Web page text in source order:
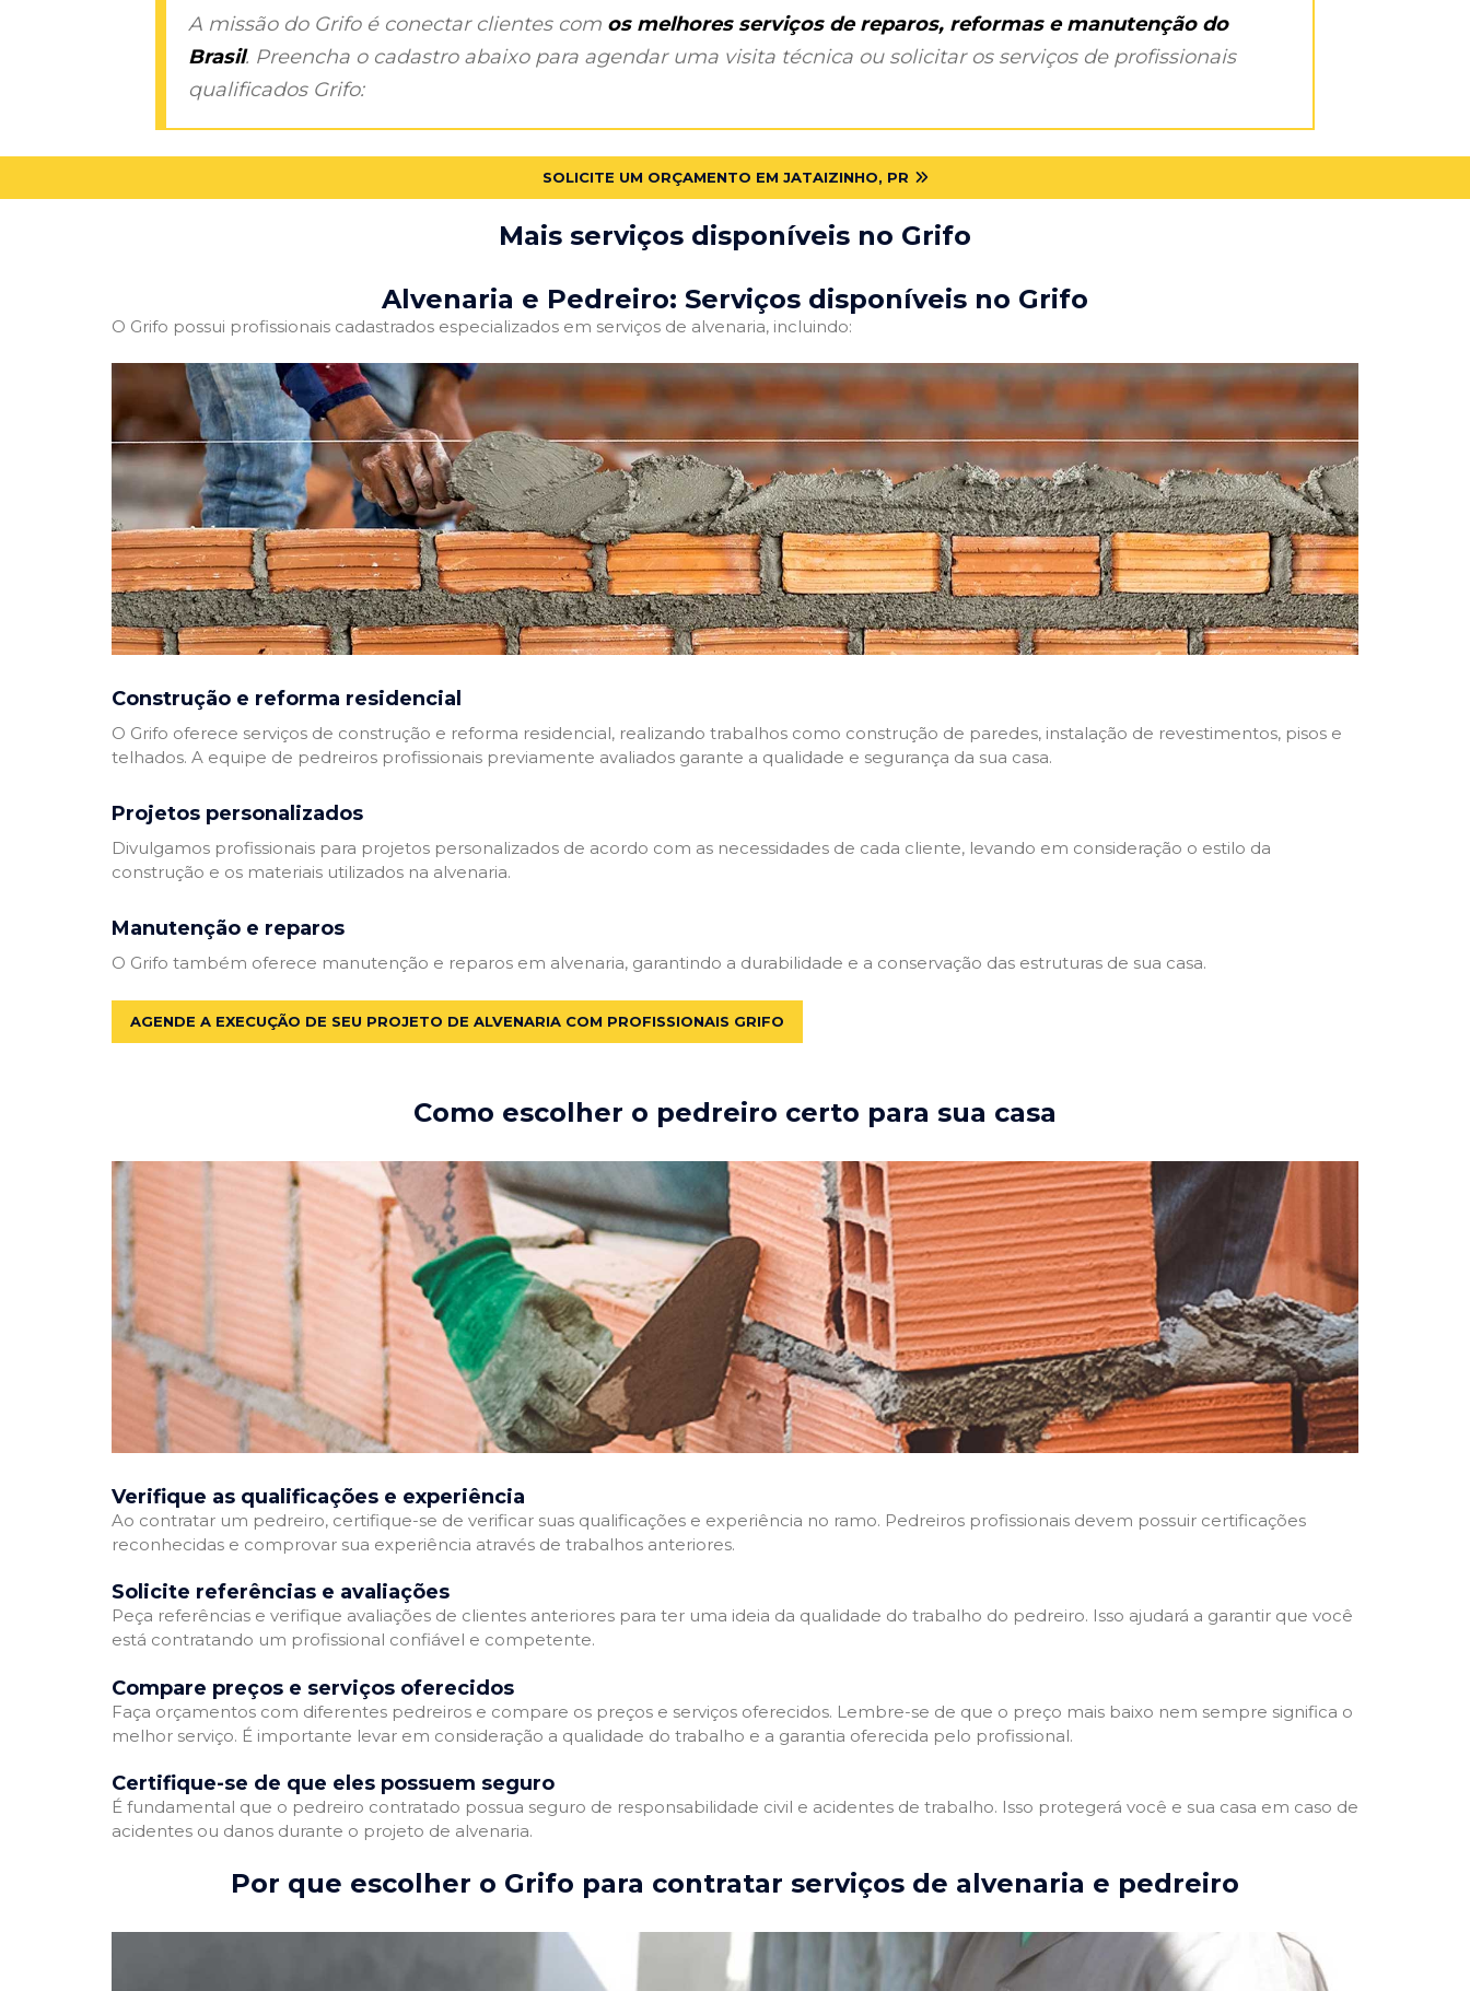
A missão do Grifo é conectar clientes com os melhores serviços de reparos, reformas e manutenção do
Brasil. Preencha o cadastro abaixo para agendar uma visita técnica ou solicitar os serviços de profissionais
qualificados Grifo:
SOLICITE UM ORÇAMENTO EM JATAIZINHO, PR
Mais serviços disponíveis no Grifo
Alvenaria e Pedreiro: Serviços disponíveis no Grifo
O Grifo possui profissionais cadastrados especializados em serviços de alvenaria, incluindo:
Construção e reforma residencial
O Grifo oferece serviços de construção e reforma residencial, realizando trabalhos como construção de paredes, instalação de revestimentos, pisos e
telhados. A equipe de pedreiros profissionais previamente avaliados garante a qualidade e segurança da sua casa.
Projetos personalizados
Divulgamos profissionais para projetos personalizados de acordo com as necessidades de cada cliente, levando em consideração o estilo da
construção e os materiais utilizados na alvenaria.
Manutenção e reparos
O Grifo também oferece manutenção e reparos em alvenaria, garantindo a durabilidade e a conservação das estruturas de sua casa.
AGENDE A EXECUÇÃO DE SEU PROJETO DE ALVENARIA COM PROFISSIONAIS GRIFO
Como escolher o pedreiro certo para sua casa
Verifique as qualificações e experiência
Ao contratar um pedreiro, certifique-se de verificar suas qualificações e experiência no ramo. Pedreiros profissionais devem possuir certificações
reconhecidas e comprovar sua experiência através de trabalhos anteriores.
Solicite referências e avaliações
Peça referências e verifique avaliações de clientes anteriores para ter uma ideia da qualidade do trabalho do pedreiro. Isso ajudará a garantir que você
está contratando um profissional confiável e competente.
Compare preços e serviços oferecidos
Faça orçamentos com diferentes pedreiros e compare os preços e serviços oferecidos. Lembre-se de que o preço mais baixo nem sempre significa o
melhor serviço. É importante levar em consideração a qualidade do trabalho e a garantia oferecida pelo profissional.
Certifique-se de que eles possuem seguro
É fundamental que o pedreiro contratado possua seguro de responsabilidade civil e acidentes de trabalho. Isso protegerá você e sua casa em caso de
acidentes ou danos durante o projeto de alvenaria.
Por que escolher o Grifo para contratar serviços de alvenaria e pedreiro